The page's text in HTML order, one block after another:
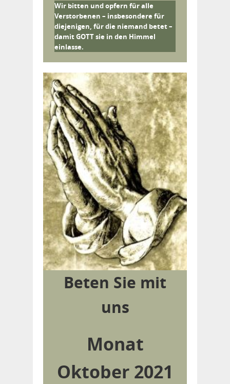
Wir bitten und opfern für alle
Verstorbenen – insbesondere für
diejenigen, für die niemand betet –
damit GOTT sie in den Himmel
einlasse.
Beten Sie mit
uns
Monat
Oktober 2021